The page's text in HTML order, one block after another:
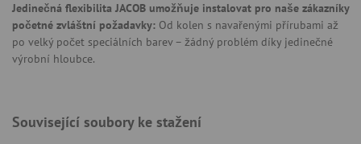
Jedinečná flexibilita JACOB umožňuje instalovat pro naše zákazníky
početné zvláštní požadavky: Od kolen s navařenými přírubami až
po velký počet speciálních barev – žádný problém díky jedinečné
výrobní hloubce.
Související soubory ke stažení